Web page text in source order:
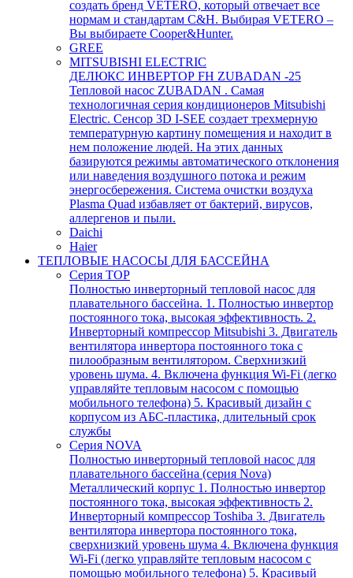
создать бренд VETERO, который отвечает все
нормам и стандартам C&H. Выбирая VETERO –
Вы выбираете Cooper&Hunter.
GREE
MITSUBISHI ELECTRIC
ДЕЛЮКС ИНВЕРТОР FH ZUBADAN -25
Тепловой насос ZUBADAN . Самая
технологичная серия кондиционеров Mitsubishi
Electric. Сенсор 3D I-SEE создает трехмерную
температурную картину помещения и находит в
нем положение людей. На этих данных
базируются режимы автоматического отклонения
или наведения воздушного потока и режим
энергосбережения. Система очистки воздуха
Plasma Quad избавляет от бактерий, вирусов,
аллергенов и пыли.
Daichi
Haier
ТЕПЛОВЫЕ НАСОСЫ ДЛЯ БАССЕЙНА
Серия TOP
Полностью инверторный тепловой насос для
плавательного бассейна. 1. Полностью инвертор
постоянного тока, высокая эффективность. 2.
Инверторный компрессор Mitsubishi 3. Двигатель
вентилятора инвертора постоянного тока с
пилообразным вентилятором. Сверхнизкий
уровень шума. 4. Включена функция Wi-Fi (легко
управляйте тепловым насосом с помощью
мобильного телефона) 5. Красивый дизайн с
корпусом из АБС-пластика, длительный срок
службы
Серия NOVA
Полностью инверторный тепловой насос для
плавательного бассейна (серия Nova)
Металлический корпус 1. Полностью инвертор
постоянного тока, высокая эффективность 2.
Инверторный компрессор Toshiba 3. Двигатель
вентилятора инвертора постоянного тока,
сверхнизкий уровень шума 4. Включена функция
Wi-Fi (легко управляйте тепловым насосом с
помощью мобильного телефона) 5. Красивый